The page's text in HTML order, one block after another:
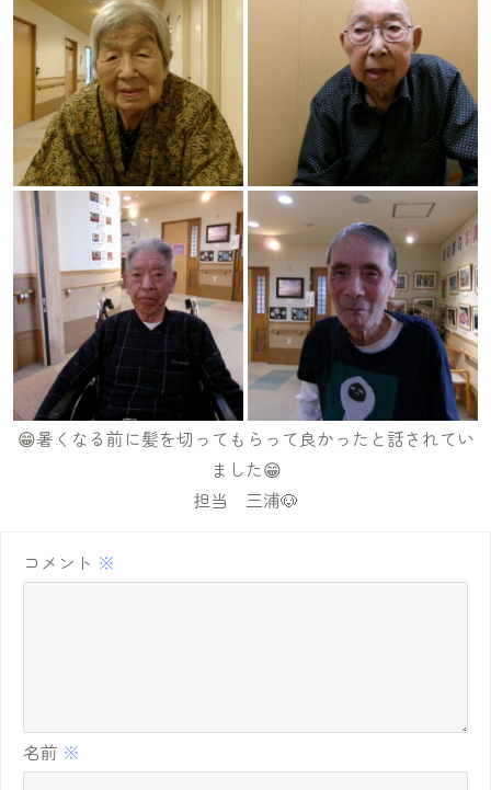
😁暑くなる前に髪を切ってもらって良かったと話されてい
ました😁
担当 三浦🐶
コメント ※
名前 ※